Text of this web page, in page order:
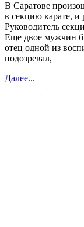
В Саратове
в секцию карате, и
Руководитель
Еще двое мужчин
отец одной из
подозревал,
Далее...